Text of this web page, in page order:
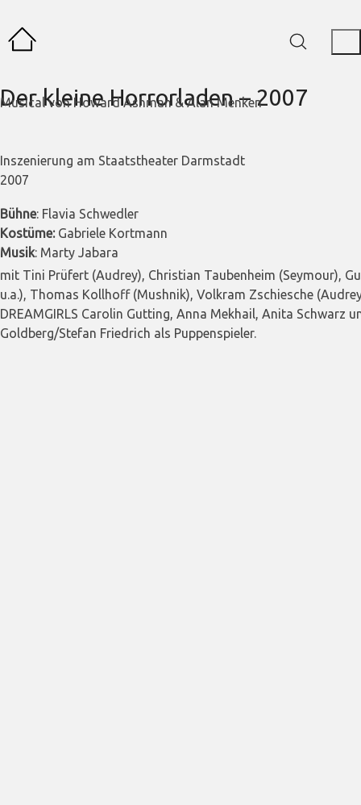
Der kleine Horrorladen – 2007
Musical von Howard Ashman & Alan Menken
Inszenierung am Staatstheater Darmstadt
2007
Bühne: Flavia Schwedler
Kostüme:Gabriele Kortmann
Musik: Marty Jabara
mit Tini Prüfert (Audrey), Christian Taubenheim (Seymour),
u.a.), Thomas Kollhoff (Mushnik), Volkram Zschiesche
DREAMGIRLS Carolin Gutting, Anna Mekhail, Anita Schwarz
Goldberg/Stefan Friedrich als Puppenspieler.